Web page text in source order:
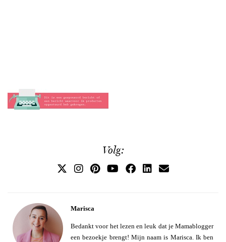
Volg:
Marisca
Bedankt voor het lezen en leuk dat je Mamablogger
een bezoekje brengt! Mijn naam is Marisca. Ik ben